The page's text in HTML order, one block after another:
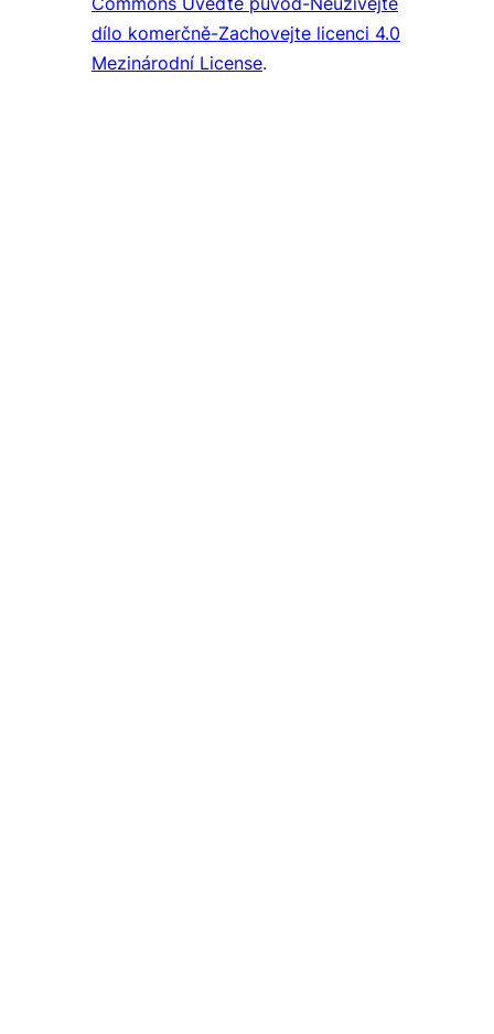
dílo komerčně-Zachovejte licenci 4.0
Mezinárodní License.